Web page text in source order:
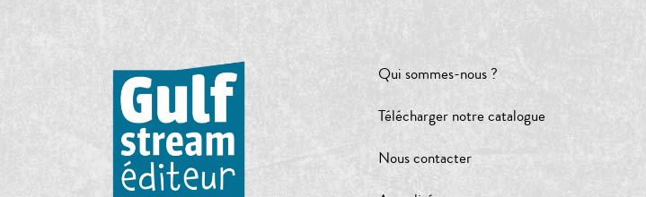
Qui sommes-nous ?
Télécharger notre catalogue
Nous contacter